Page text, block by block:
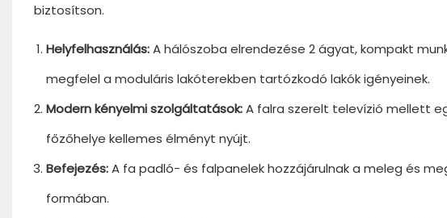
biztosítson.
Helyfelhasználás:A hálószoba elrendezése 2 ágyat, kompakt
megfelel a moduláris lakóterekben tartózkodó lakók igényeinek.
Modern kényelmi szolgáltatások:A falra szerelt televízió mellett
főzőhelye kellemes élményt nyújt.
Befejezés:A fa padló- és falpanelek hozzájárulnak a meleg és
formában.